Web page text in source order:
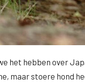
het hebben over
maar stoere hond